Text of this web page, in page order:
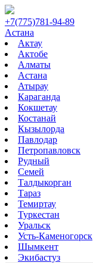
+7(775)781-94-89
Астана
Актау
Актобе
Алматы
Астана
Атырау
Караганда
Кокшетау
Костанай
Кызылорда
Павлодар
Петропавловск
Рудный
Семей
Талдыкорган
Тараз
Темиртау
Туркестан
Уральск
Усть-Каменогорск
Шымкент
Экибастуз